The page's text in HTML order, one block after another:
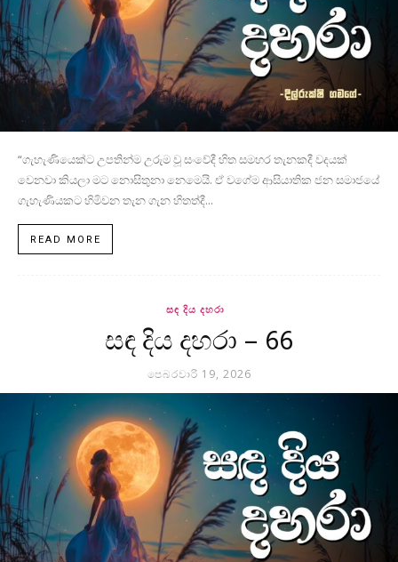
“ගැහැණියෙක්ට උපතින්ම උරුම වූ සංවේදී හිත සමහර තැනකදී වදයක්
වෙනවා කියලා මට නොසිතුනා නෙමෙයි. ඒ වගේම ආසියාතික ජන සමාජයේ
ගැහැණියකට හිමිවන තැන ගැන හිතත්දී...
READ MORE
සඳ දිය දහරා
සඳ දිය දහරා – 66
පෙබරවාරි 19, 2026